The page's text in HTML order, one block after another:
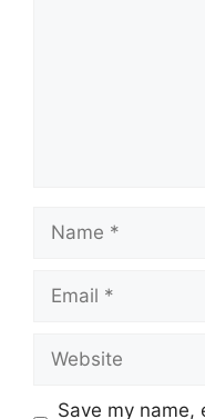
Save my name,